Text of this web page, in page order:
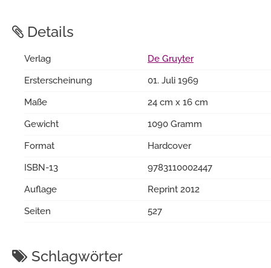
Details
Verlag
De Gruyter
Ersterscheinung
01. Juli 1969
Maße
24 cm x 16 cm
Gewicht
1090 Gramm
Format
Hardcover
ISBN-13
9783110002447
Auflage
Reprint 2012
Seiten
527
Schlagwörter